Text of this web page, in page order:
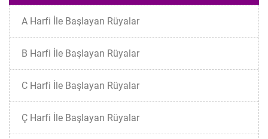
A Harfi İle Başlayan Rüyalar
B Harfi İle Başlayan Rüyalar
C Harfi İle Başlayan Rüyalar
Ç Harfi İle Başlayan Rüyalar